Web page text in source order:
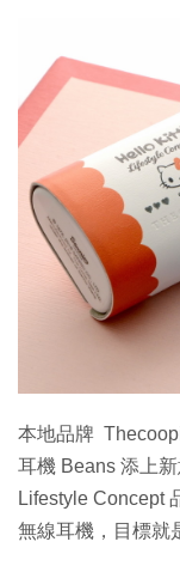
本地品牌
耳機 Beans 添上
Lifestyle Concept
無線耳機，目標就